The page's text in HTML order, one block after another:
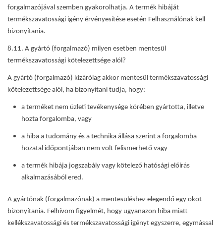
forgalmazójával szemben gyakorolhatja. A termék hibáját
termékszavatossági igény érvényesítése esetén Felhasználónak kell
bizonyítania.
8.11. A gyártó (forgalmazó) milyen esetben mentesül
termékszavatossági kötelezettsége alól?
A gyártó (forgalmazó) kizárólag akkor mentesül termékszavatossági
kötelezettsége alól, ha bizonyítani tudja, hogy:
a terméket nem üzleti tevékenysége körében gyártotta, illetve
hozta forgalomba, vagy
a hiba a tudomány és a technika állása szerint a forgalomba
hozatal időpontjában nem volt felismerhető vagy
a termék hibája jogszabály vagy kötelező hatósági előírás
alkalmazásából ered.
A gyártónak (forgalmazónak) a mentesüléshez elegendő egy okot
bizonyítania. Felhívom figyelmét, hogy ugyanazon hiba miatt
kellékszavatossági és termékszavatossági igényt egyszerre, egymással